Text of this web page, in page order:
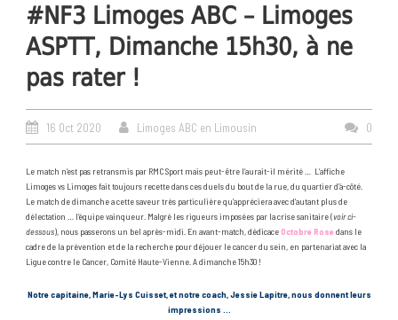
#NF3 Limoges ABC – Limoges
ASPTT, Dimanche 15h30, à ne
pas rater !
16 Oct 2020 Limoges ABC en Limousin 0
Le match n’est pas retransmis par RMC Sport mais peut-être l’aurait-il mérité … L’affiche
Limoges vs Limoges fait toujours recette dans ces duels du bout de la rue, du quartier d’à-côté.
Le match de dimanche a cette saveur très particulière qu’appréciera avec d’autant plus de
délectation … l’équipe vainqueur. Malgré les rigueurs imposées par la crise sanitaire (voir ci-
dessous), nous passerons un bel après-midi. En avant-match, dédicaceOctobre Rosedans le
cadre de la prévention et de la recherche pour déjouer le cancer du sein, en partenariat avec la
Ligue contre le Cancer, Comité Haute-Vienne. A dimanche 15h30 !
Notre capitaine, Marie-Lys Cuisset, et notre coach, Jessie Lapitre, nous donnent leurs
impressions …